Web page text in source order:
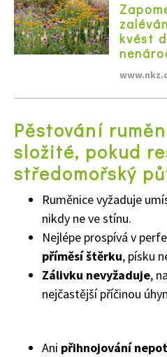
Naše krásná zahrada
kvést
Pěstování
složité, pokud
středomořský
Ruměnice vyžaduje
nikdy ne ve stínu.
Nejlépe prospívá v
příměsí štěrku, písku
Zálivku nevyžaduje,
nejčastější příčinou
Ani přihnojování